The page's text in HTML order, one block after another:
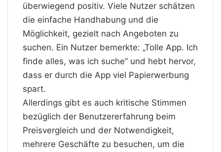
überwiegend positiv. Viele Nutzer schätzen
die einfache Handhabung und die
Möglichkeit, gezielt nach Angeboten zu
suchen. Ein Nutzer bemerkte: „Tolle App. Ich
finde alles, was ich suche“ und hebt hervor,
dass er durch die App viel Papierwerbung
spart.
Allerdings gibt es auch kritische Stimmen
bezüglich der Benutzererfahrung beim
Preisvergleich und der Notwendigkeit,
mehrere Geschäfte zu besuchen, um die